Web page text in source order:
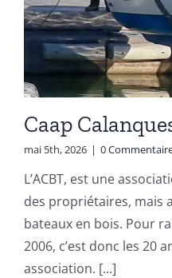
Caap
mai 5th, 2026 | 0
L’ACBT, est une
des propriétaires, mais
bateaux en bois. Pour
2006, c’est donc les 20
association. [...]